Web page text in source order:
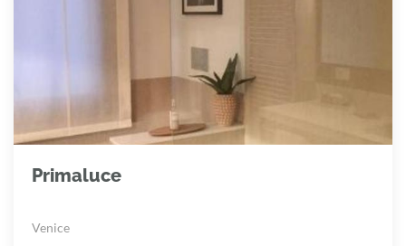
Primaluce
Venice